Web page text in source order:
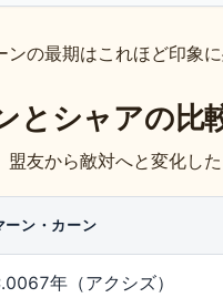
ンの最期はこれほど印象
とシャアの比
友から敵対へと変化し
ーン・カーン
年（アクシズ）